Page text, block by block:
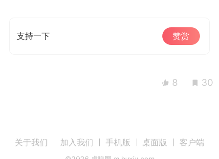
支持一下 赞赏
8 30
关于我们 加入我们 手机版 桌面版 客户端